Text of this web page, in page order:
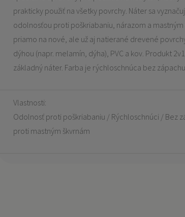
prakticky použiť na všetky povrchy. Náter sa
odolnosťou proti poškriabaniu, nárazom a mastným
priamo na nové, ale už aj natierané drevené
dýhou (napr. melamín, dýha), PVC a kov. Produkt
základný náter. Farba je rýchloschnúca bez zápachu
Vlastnosti:
Odolnosť proti poškriabaniu / Rýchloschnúci / Bez
proti mastným škvrnám